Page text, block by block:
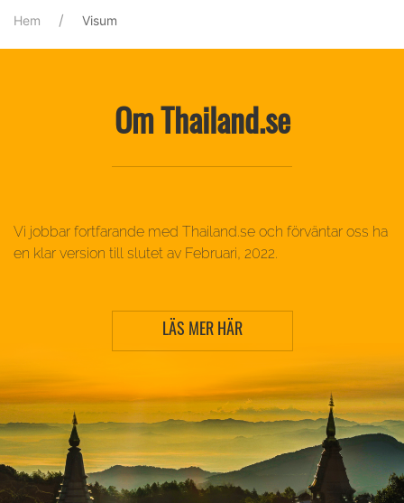
Hem Visum
Om Thailand.se
Vi jobbar fortfarande med Thailand.se och förväntar oss ha
en klar version till slutet av Februari, 2022.
LÄS MER HÄR